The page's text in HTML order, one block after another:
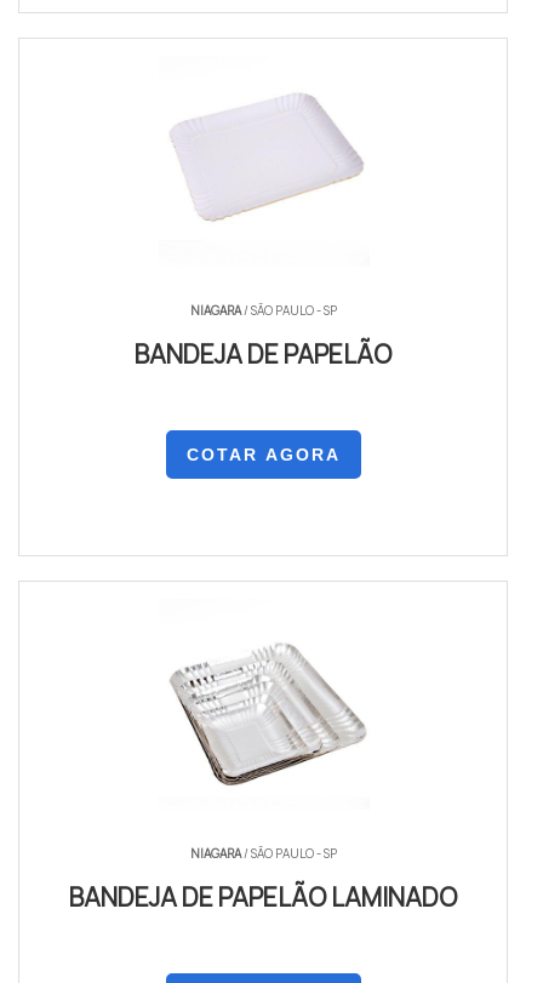
NIAGARA/ SÃO PAULO - SP
BANDEJA DE PAPELÃO
COTAR AGORA
NIAGARA/ SÃO PAULO - SP
BANDEJA DE PAPELÃO LAMINADO